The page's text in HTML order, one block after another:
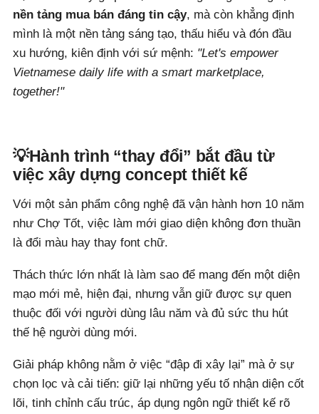
nền tảng mua bán đáng tin cậy, mà còn khẳng định
mình là một nền tảng sáng tạo, thấu hiểu và đón đầu
xu hướng, kiên định với sứ mệnh: "Let's empower
Vietnamese daily life with a smart marketplace,
together!"
💡Hành trình “thay đổi” bắt đầu từ
việc xây dựng concept thiết kế
Với một sản phẩm công nghệ đã vận hành hơn 10 năm
như Chợ Tốt, việc làm mới giao diện không đơn thuần
là đổi màu hay thay font chữ.
Thách thức lớn nhất là làm sao để mang đến một diện
mạo mới mẻ, hiện đại, nhưng vẫn giữ được sự quen
thuộc đối với người dùng lâu năm và đủ sức thu hút
thế hệ người dùng mới.
Giải pháp không nằm ở việc “đập đi xây lại” mà ở sự
chọn lọc và cải tiến: giữ lại những yếu tố nhận diện cốt
lõi, tinh chỉnh cấu trúc, áp dụng ngôn ngữ thiết kế rõ